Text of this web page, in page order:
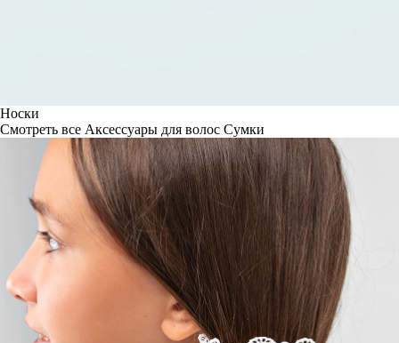
Носки
Смотреть все Аксессуары для волос Сумки